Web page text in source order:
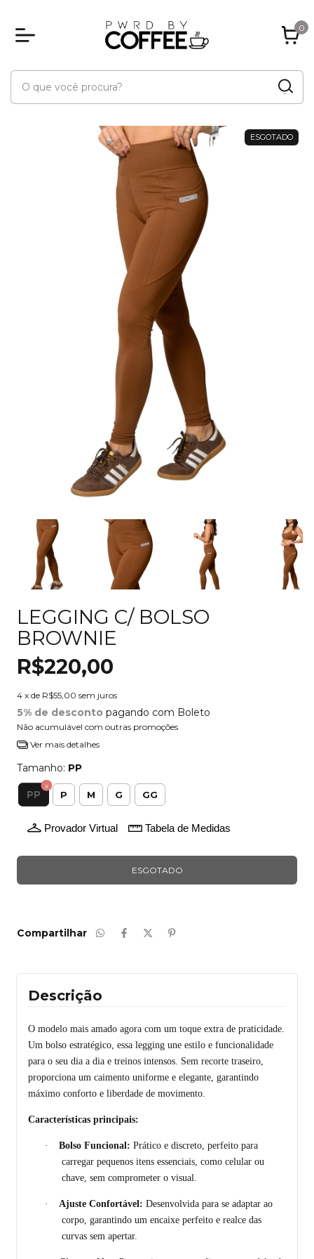
0
ESGOTADO
LEGGING C/ BOLSO
BROWNIE
R$220,00
4 x de R$55,00 sem juros
5% de desconto pagando com Boleto
Não acumulável com outras promoções
Ver mais detalhes
Tamanho: PP
PP P M G GG
Provador Virtual Tabela de Medidas
Compartilhar
Descrição
O modelo mais amado agora com um toque extra de praticidade.
Um bolso estratégico, essa legging une estilo e funcionalidade
para o seu dia a dia e treinos intensos. Sem recorte traseiro,
proporciona um caimento uniforme e elegante, garantindo
máximo conforto e liberdade de movimento.
Características principais:
· Bolso Funcional: Prático e discreto, perfeito para
carregar pequenos itens essenciais, como celular ou
chave, sem comprometer o visual.
· Ajuste Confortável: Desenvolvida para se adaptar ao
corpo, garantindo um encaixe perfeito e realce das
curvas sem apertar.